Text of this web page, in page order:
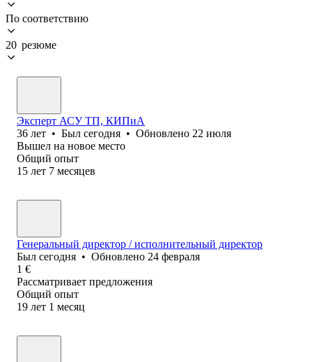
По соответствию
20 резюме
Эксперт АСУ ТП, КИПиА
36 лет • Был сегодня • Обновлено 22 июля
Вышел на новое место
Общий опыт
15 лет 7 месяцев
Генеральный директор / исполнительный директор
Был сегодня • Обновлено 24 февраля
1 €
Рассматривает предложения
Общий опыт
19 лет 1 месяц